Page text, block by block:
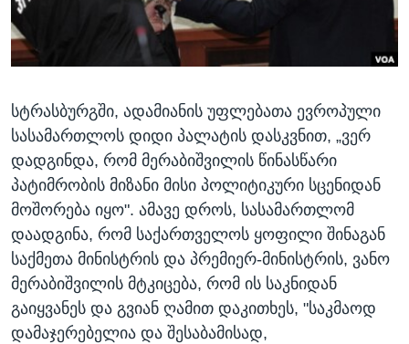
ᲡᲢᲣᲓᲘᲐ ᲕᲐᲨᲘᲜᲒᲢᲝᲜᲘ
ᲯᲐᲜᲛᲠᲗᲔᲚᲝᲑᲐ
ᲘᲜᲢᲔᲠᲕᲘᲣ
ᲙᲣᲚᲢᲣᲠᲐ
ᲒᲐᲚᲘᲚᲔᲝ
ᲓᲔᲖᲘᲜᲤᲝᲠᲛᲐᲪᲘᲐ
Learning English
ენები
სტრასბურგში, ადამიანის უფლებათა ევროპული
სასამართლოს დიდი პალატის დასკვნით, „ვერ
დადგინდა, რომ მერაბიშვილის წინასწარი
პატიმრობის მიზანი მისი პოლიტიკური სცენიდან
მოშორება იყო". ამავე დროს, სასამართლომ
დაადგინა, რომ საქართველოს ყოფილი შინაგან
საქმეთა მინისტრის და პრემიერ-მინისტრის, ვანო
მერაბიშვილის მტკიცება, რომ ის საკნიდან
გაიყვანეს და გვიან ღამით დაკითხეს, "საკმაოდ
დამაჯერებელია და შესაბამისად,